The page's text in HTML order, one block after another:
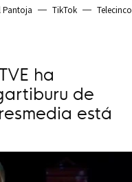
Pantoja TikTok Telecinco
ha
de
está